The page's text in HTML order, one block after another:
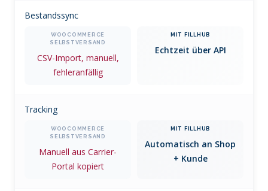
Bestandssync
CSV-Import, manuell,
fehleranfällig
Echtzeit über API
Tracking
Manuell aus Carrier-
Portal kopiert
Automatisch an Shop
+ Kunde